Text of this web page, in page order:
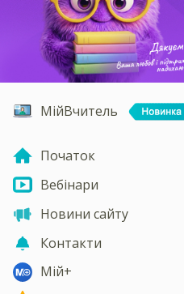
МійВчитель
Початок
Вебінари
Новини сайту
Контакти
Мій+